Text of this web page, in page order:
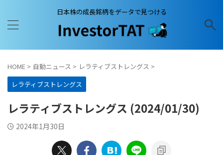
日本株の成長銘柄をデータで見つける
HOME > 自動ニュース > レラティブストレングス >
レラティブストレングス
レラティブストレングス (2024/01/30)
2024年1月30日